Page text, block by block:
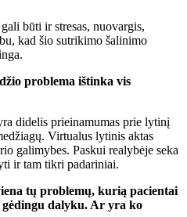
būti ir stresas, nuovargis,
kad šio sutrikimo šalinimo
problema ištinka vis
didelis prieinamumas prie lytinį
Virtualus lytinis aktas
galimybes. Paskui realybėje seka
ir tam tikri padariniai.
tų problemų, kurią pacientai
dalyku. Ar yra ko